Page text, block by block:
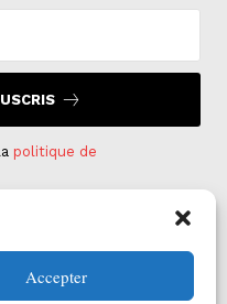
Accepter
politique de